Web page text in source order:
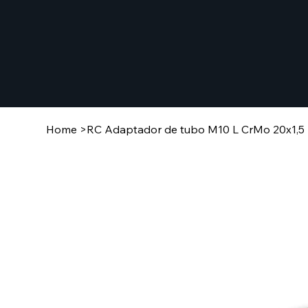
Home >RC Adaptador de tubo M10 L CrMo 20x1,5